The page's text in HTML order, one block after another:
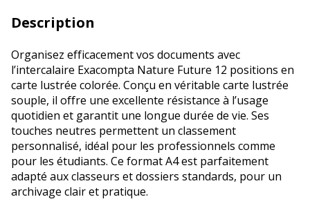
Description
Organisez efficacement vos documents avec
l’intercalaire Exacompta Nature Future 12 positions en
carte lustrée colorée. Conçu en véritable carte lustrée
souple, il offre une excellente résistance à l’usage
quotidien et garantit une longue durée de vie. Ses
touches neutres permettent un classement
personnalisé, idéal pour les professionnels comme
pour les étudiants. Ce format A4 est parfaitement
adapté aux classeurs et dossiers standards, pour un
archivage clair et pratique.